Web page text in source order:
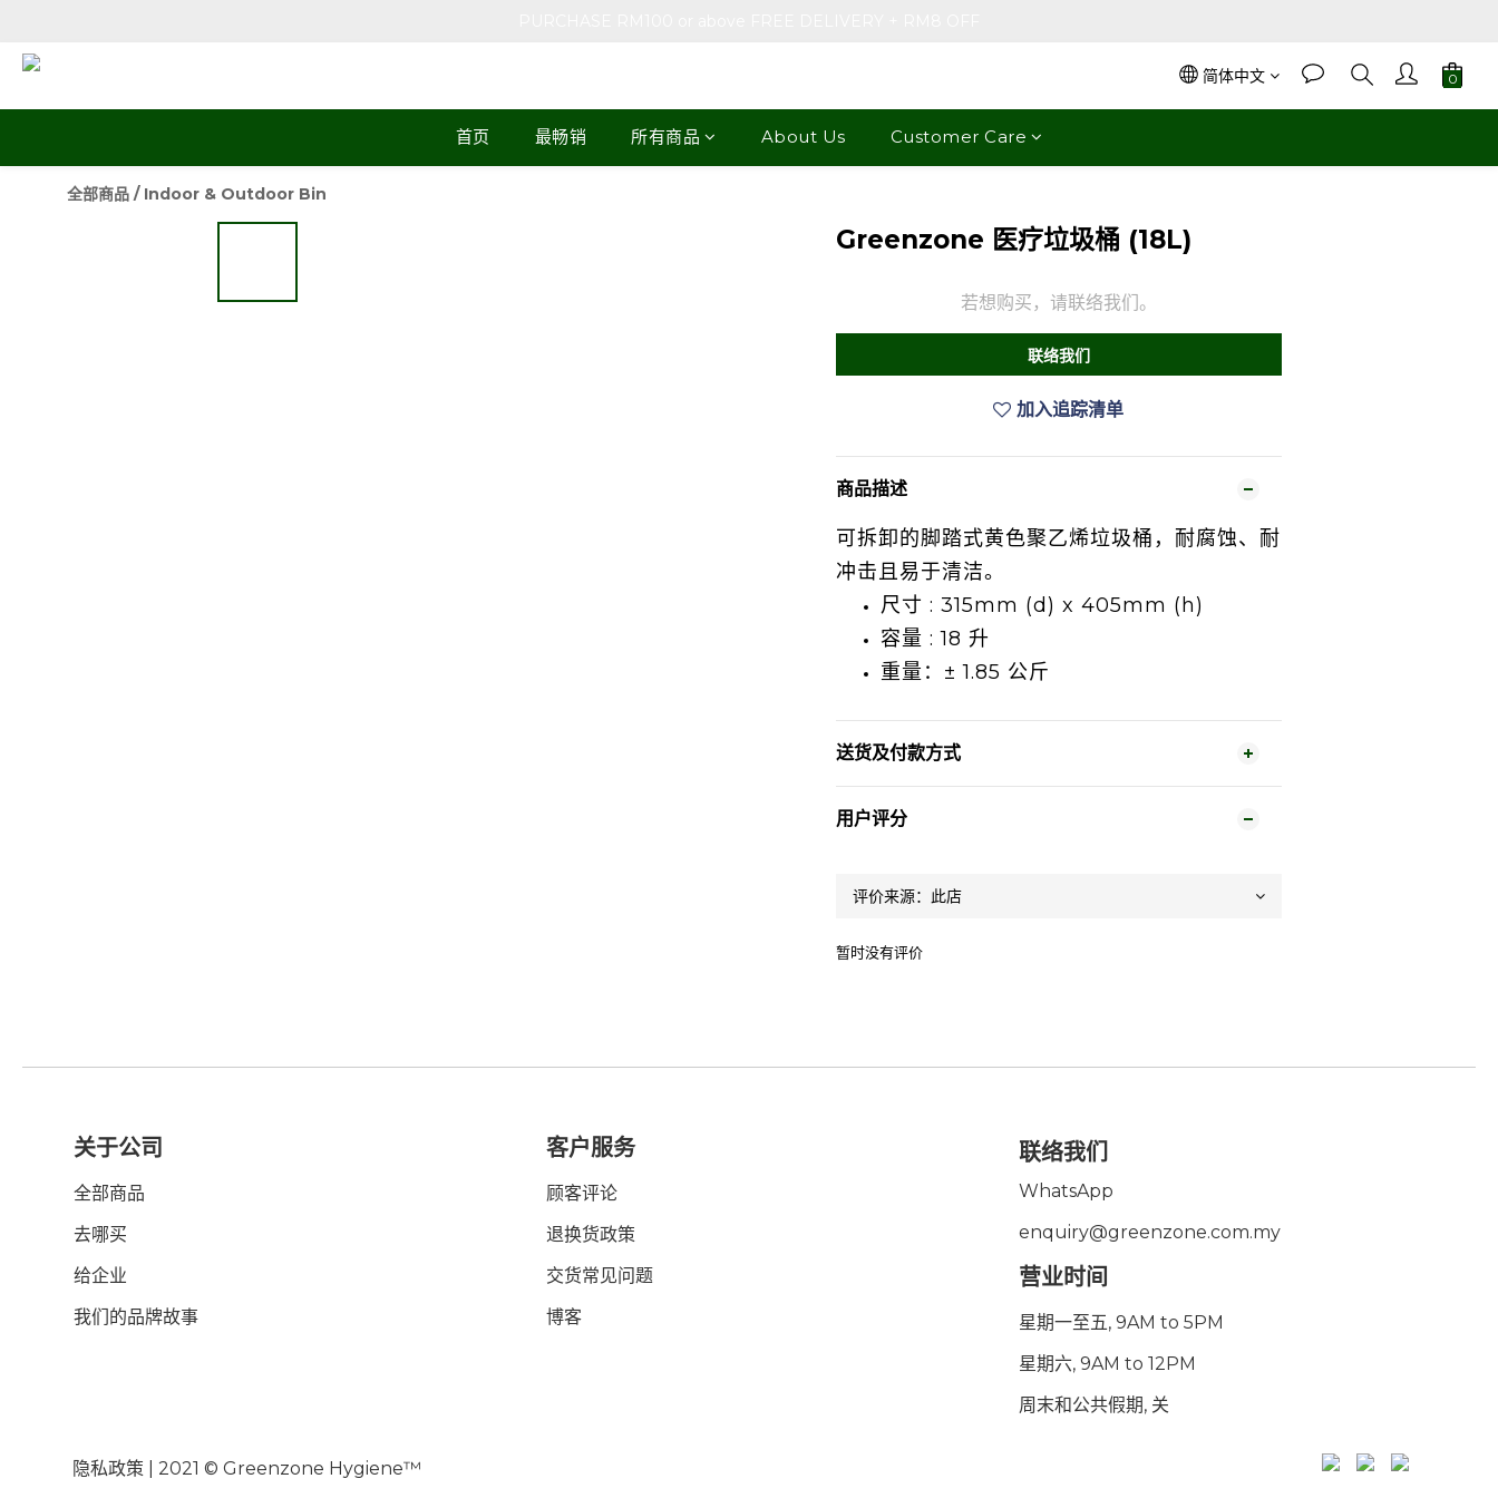
简体中文
首页 最畅销 所有商品 About Us Customer Care
全部商品 / Indoor & Outdoor Bin
Greenzone 医疗垃圾桶 (18L)
若想购买，请联络我们。
联络我们
加入追踪清单
商品描述
可拆卸的脚踏式黄色聚乙烯垃圾桶，耐腐蚀、耐
冲击且易于清洁。
尺寸 : 315mm (d) x 405mm (h)
容量 : 18 升
重量：± 1.85 公斤
送货及付款方式
用户评分
暂时没有评价
关于公司
全部商品
去哪买
给企业
我们的品牌故事
客户服务
顾客评论
退换货政策
交货常见问题
博客
联络我们
WhatsApp
enquiry@greenzone.com.my
营业时间
星期一至五, 9AM to 5PM
星期六, 9AM to 12PM
周末和公共假期, 关
隐私政策 | 2021 © Greenzone Hygiene™